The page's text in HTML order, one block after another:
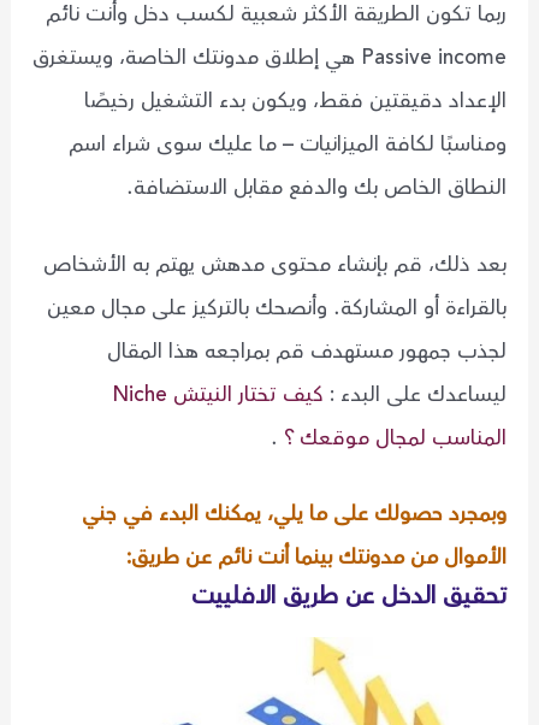
ربما تكون الطريقة الأكثر شعبية لكسب دخل وأنت نائم
Passive income هي إطلاق مدونتك الخاصة، ويستغرق
الإعداد دقيقتين فقط، ويكون بدء التشغيل رخيصًا
ومناسبًا لكافة الميزانيات – ما عليك سوى شراء اسم
النطاق الخاص بك والدفع مقابل الاستضافة.
بعد ذلك، قم بإنشاء محتوى مدهش يهتم به الأشخاص
بالقراءة أو المشاركة. وأنصحك بالتركيز على مجال معين
لجذب جمهور مستهدف قم بمراجعه هذا المقال
ليساعدك على البدء :
كيف تختار النيتش Niche
المناسب لمجال موقعك ؟ .
وبمجرد حصولك على ما يلي، يمكنك البدء في جني
الأموال من مدونتك بينما أنت نائم عن طريق:
تحقيق الدخل عن طريق الافلييت